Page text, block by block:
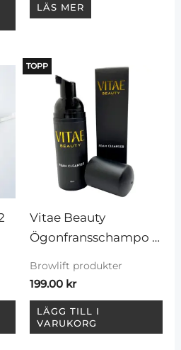
LÄS MER
TOPP
Vitae Beauty
Ögonfransschampo –
Browlift produkter
199.00 kr
LÄGG TILL I
VARUKORG